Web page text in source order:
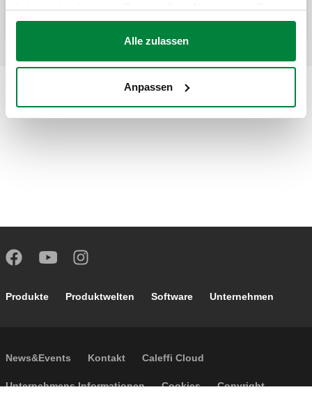
haben oder die sie im Rahmen Ihrer Nutzung der Dienste
gesammelt haben.
Alle zulassen
Anpassen
Footer main navigation
Produkte Produktwelten Software Unternehmen
Footer secondary navigation
News&Events Kontakt Caleffi Cloud
Footer menu
Unternehmens Informationen Cookies Copyright